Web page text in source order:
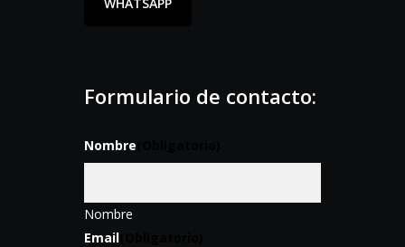
Formulario de contacto:
Nombre
Nombre
Email